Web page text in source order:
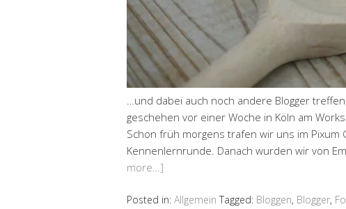
…und dabei auch noch andere Blogger
geschehen vor einer Woche in Köln am
Schon früh morgens trafen wir uns im Pixum
Kennenlernrunde. Danach wurden wir von
more…]
Posted in: Allgemein Tagged: Bloggen, Blogger,